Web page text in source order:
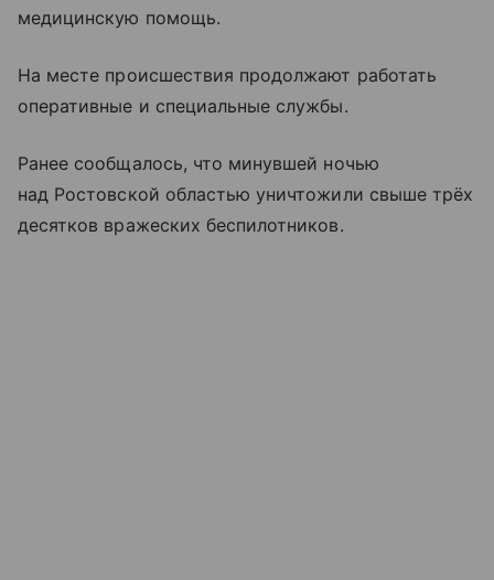
медицинскую помощь.
На месте происшествия продолжают работать
оперативные и специальные службы.
Ранее сообщалось, что минувшей ночью
над Ростовской областью уничтожили свыше трёх
десятков вражеских беспилотников.